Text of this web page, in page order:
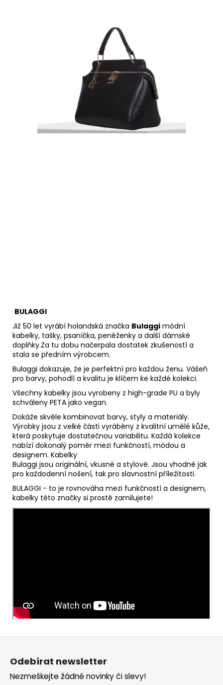
BULAGGI
Již 50 let vyrábí holandská značka Bulaggi módní
kabelky, tašky, psaníčka, peněženky a další dámské
doplňky.Za tu dobu načerpala dostatek zkušeností a
stala se předním výrobcem.
Bulaggi dokazuje, že je perfektní pro každou ženu. Vášeň
pro barvy, pohodlí a kvalitu je klíčem ke každé kolekci.
Všechny kabelky jsou vyrobeny z high-grade PU a byly
schváleny PETA jako vegan.
Dokáže skvěle kombinovat barvy, styly a materiály.
Výrobky jsou z velké části vyráběny z kvalitní umělé kůže,
která poskytuje dostatečnou variabilitu. Každá kolekce
nabízí dokonalý poměr mezi funkčností, módou a
designem. Kabelky
Bulaggi jsou originální, vkusné a stylové. Jsou vhodné jak
pro každodenní nošení, tak pro slavnostní příležitosti.
BULAGGI - to je rovnováha mezi funkčností a designem,
kabelky této značky si prostě zamilujete!
Odebírat newsletter
Nezmeškejte žádné novinky či slevy!